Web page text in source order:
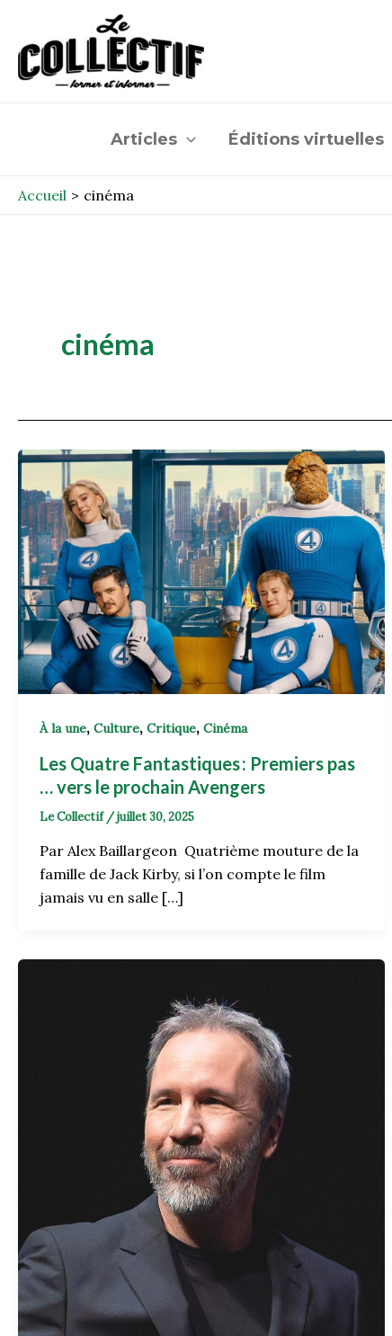
contenu
Articles Éditions virtuelles
Accueil cinéma
cinéma
À la une, Culture, Critique, Cinéma
Les Quatre Fantastiques : Premiers pas
… vers le prochain Avengers
Le Collectif /juillet 30, 2025
Par Alex Baillargeon Quatrième mouture de la
famille de Jack Kirby, si l’on compte le film
jamais vu en salle […]
pagination